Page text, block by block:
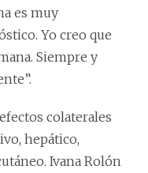
es muy
Yo creo que
Siempre y
colaterales
hepático,
Ivana Rolón